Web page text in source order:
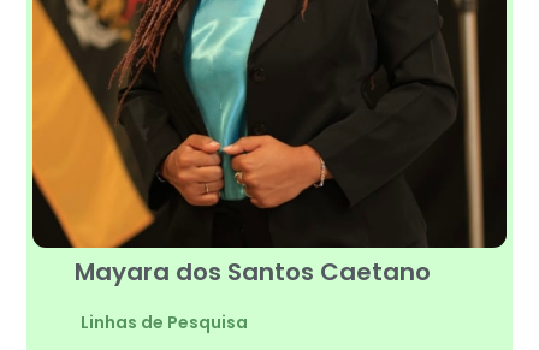
Mayara dos Santos Caetano
Linhas de Pesquisa